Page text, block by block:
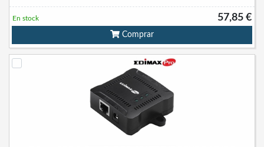
57,85 €
En stock
Comprar